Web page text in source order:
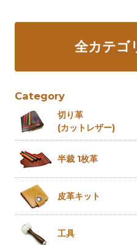
全カテゴ
Category
切り革
(カットレザー)
半裁 1枚革
皮革キット
工具